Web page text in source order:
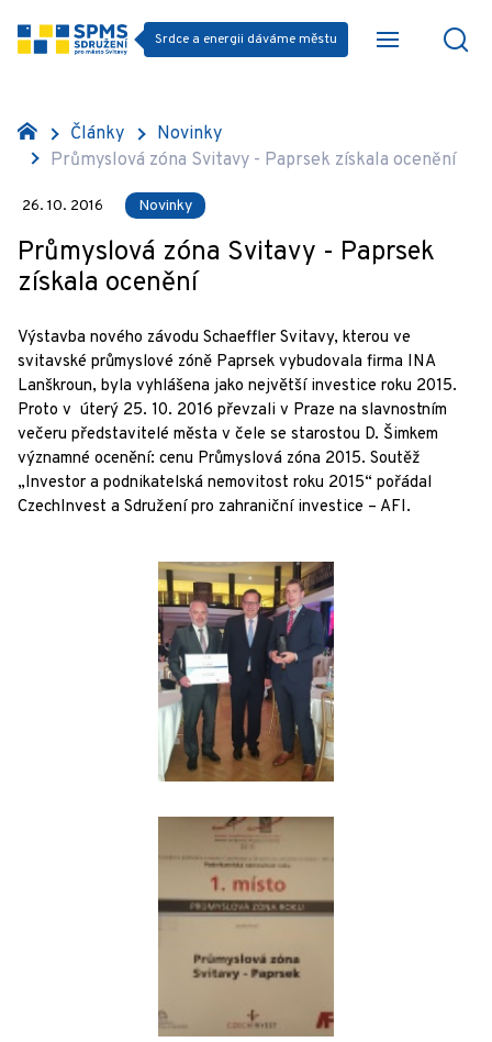
Srdce a energii dáváme městu
Články
Novinky
Průmyslová zóna Svitavy - Paprsek získala ocenění
26. 10. 2016 Novinky
Průmyslová zóna Svitavy - Paprsek
získala ocenění
Výstavba nového závodu Schaeffler Svitavy, kterou ve
svitavské průmyslové zóně Paprsek vybudovala firma INA
Lanškroun, byla vyhlášena jako největší investice roku 2015.
Proto v úterý 25. 10. 2016 převzali v Praze na slavnostním
večeru představitelé města v čele se starostou D. Šimkem
významné ocenění: cenu Průmyslová zóna 2015. Soutěž
„Investor a podnikatelská nemovitost roku 2015“ pořádal
CzechInvest a Sdružení pro zahraniční investice – AFI.